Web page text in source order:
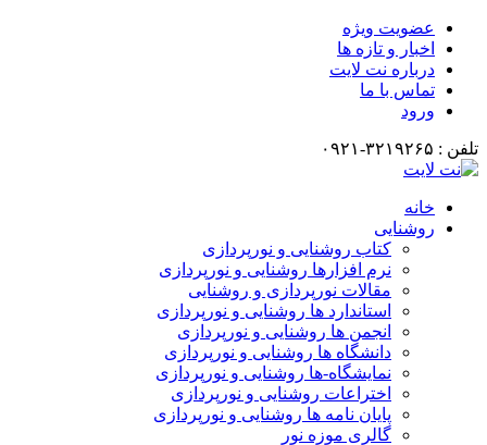
عضویت ویژه
اخبار و تازه ها
درباره نت لایت
تماس با ما
ورود
تلفن : ۳۲۱۹۲۶۵-۰۹۲۱
خانه
روشنایی
کتاب روشنایی و نورپردازی
نرم افزارها روشنایی و نورپردازی
مقالات نورپردازی و روشنایی
استاندارد ها روشنایی و نورپردازی
انجمن ها روشنایی و نورپردازی
دانشگاه ها روشنایی و نورپردازی
نمایشگاه-ها روشنایی و نورپردازی
اختراعات روشنایی و نورپردازی
پایان نامه ها روشنایی و نورپردازی
گالری موزه نور